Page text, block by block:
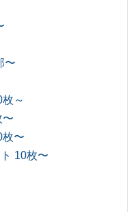
〜
～
〜
枚〜
10枚〜